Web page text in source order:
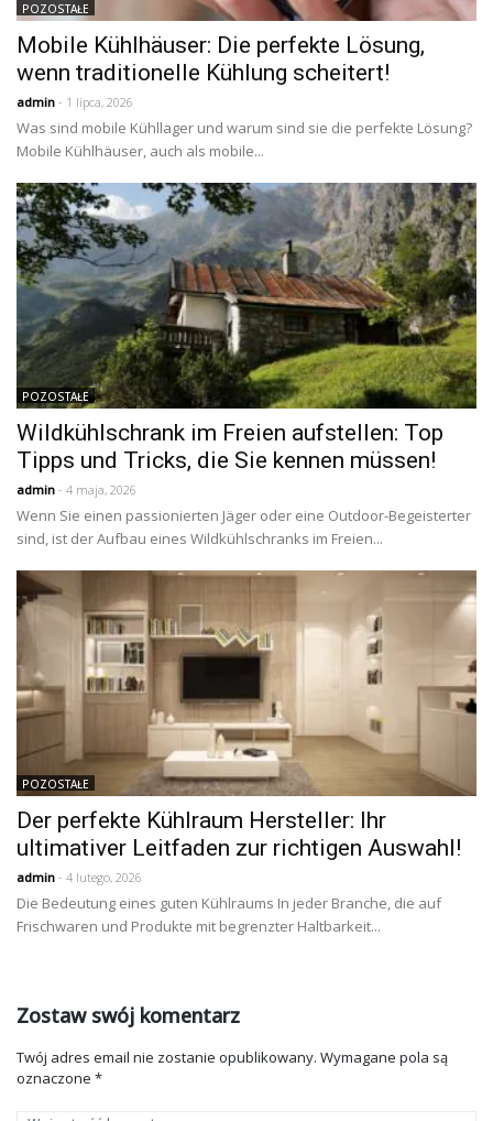
POZOSTAŁE
Mobile Kühlhäuser: Die perfekte Lösung,
wenn traditionelle Kühlung scheitert!
admin - 1 lipca, 2026
Was sind mobile Kühllager und warum sind sie die perfekte Lösung?
Mobile Kühlhäuser, auch als mobile...
POZOSTAŁE
Wildkühlschrank im Freien aufstellen: Top
Tipps und Tricks, die Sie kennen müssen!
admin - 4 maja, 2026
Wenn Sie einen passionierten Jäger oder eine Outdoor-Begeisterter
sind, ist der Aufbau eines Wildkühlschranks im Freien...
POZOSTAŁE
Der perfekte Kühlraum Hersteller: Ihr
ultimativer Leitfaden zur richtigen Auswahl!
admin - 4 lutego, 2026
Die Bedeutung eines guten Kühlraums In jeder Branche, die auf
Frischwaren und Produkte mit begrenzter Haltbarkeit...
Zostaw swój komentarz
Twój adres email nie zostanie opublikowany. Wymagane pola są
oznaczone *